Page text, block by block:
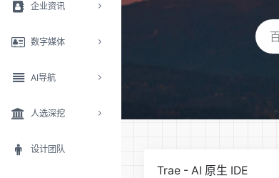
企业资讯
数字媒体
AI导航
人选深挖
设计团队
Trae - AI 原生 IDE